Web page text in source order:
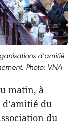
d’amitié
Photo: VNA
matin, à
du
du